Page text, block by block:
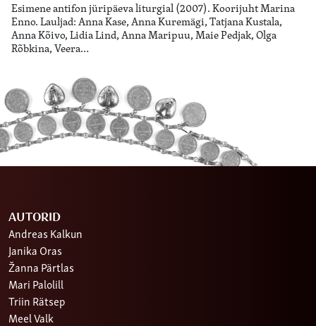
Esimene antifon jüripäeva liturgial (2007). Koorijuht Marina
Enno. Lauljad: Anna Kase, Anna Kuremägi, Tatjana Kustala,
Anna Kõivo, Lidia Lind, Anna Maripuu, Maie Pedjak, Olga
Rõbkina, Veera…
AUTORID
Andreas Kalkun
Janika Oras
Žanna Pärtlas
Mari Palolill
Triin Rätsep
Meel Valk